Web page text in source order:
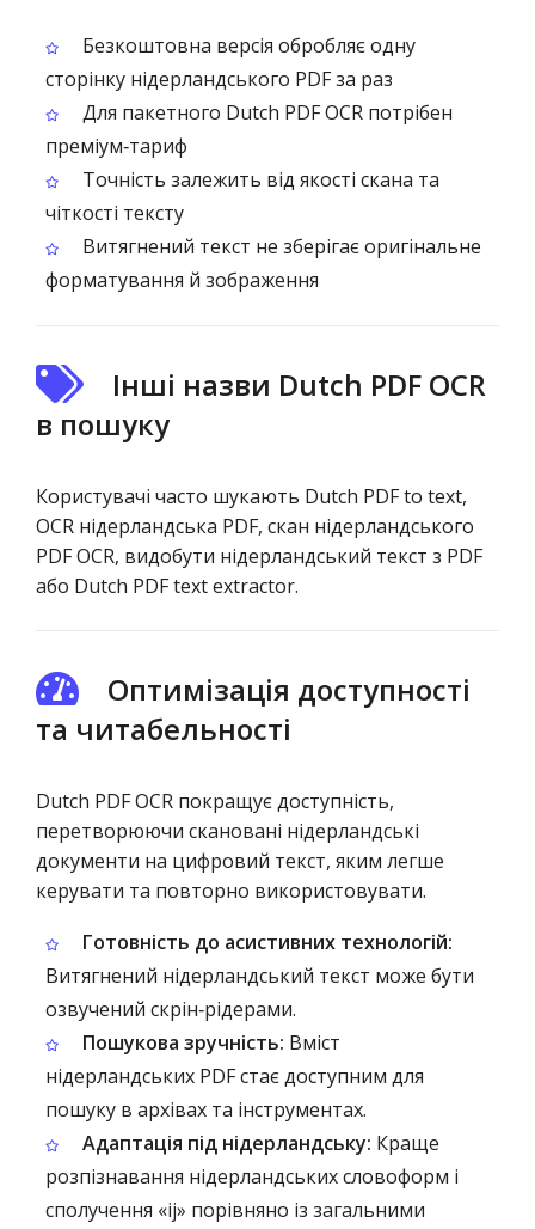
Безкоштовна версія обробляє одну
сторінку нідерландського PDF за раз
Для пакетного Dutch PDF OCR потрібен
преміум‑тариф
Точність залежить від якості скана та
чіткості тексту
Витягнений текст не зберігає оригінальне
форматування й зображення
Інші назви Dutch PDF OCR
в пошуку
Користувачі часто шукають Dutch PDF to text,
OCR нідерландська PDF, скан нідерландського
PDF OCR, видобути нідерландський текст з PDF
або Dutch PDF text extractor.
Оптимізація доступності
та читабельності
Dutch PDF OCR покращує доступність,
перетворюючи скановані нідерландські
документи на цифровий текст, яким легше
керувати та повторно використовувати.
Готовність до асистивних технологій:
Витягнений нідерландський текст може бути
озвучений скрін‑рідерами.
Пошукова зручність: Вміст
нідерландських PDF стає доступним для
пошуку в архівах та інструментах.
Адаптація під нідерландську: Краще
розпізнавання нідерландських словоформ і
сполучення «ij» порівняно із загальними